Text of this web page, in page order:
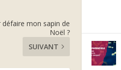
mon sapin de
Noël ?
SUIVANT